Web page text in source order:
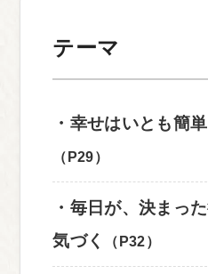
テーマ
・幸せはいとも簡
（P29）
・毎日が、決まっ
気づく
（P32）